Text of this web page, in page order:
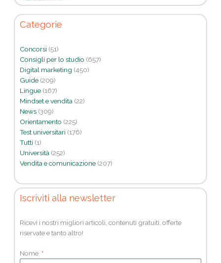
Categorie
Concorsi (51)
Consigli per lo studio (657)
Digital marketing (450)
Guide (209)
Lingue (167)
Mindset e vendita (22)
News (309)
Orientamento (225)
Test universitari (176)
Tutti (1)
Università (252)
Vendita e comunicazione (207)
Iscriviti alla newsletter
Ricevi i nostri migliori articoli, contenuti gratuiti, offerte
riservate e tanto altro!
Nome